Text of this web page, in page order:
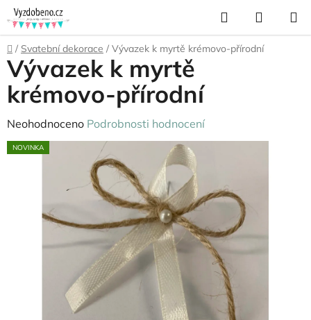
Přejít
na
obsah
Hledat
KOŠÍK
Domů
/ Svatební dekorace / Vývazek k myrtě krémovo-přírodní
Vývazek k myrtě
krémovo-přírodní
Průměrné
hodnocení
Neohodnoceno Podrobnosti hodnocení
NOVINKA